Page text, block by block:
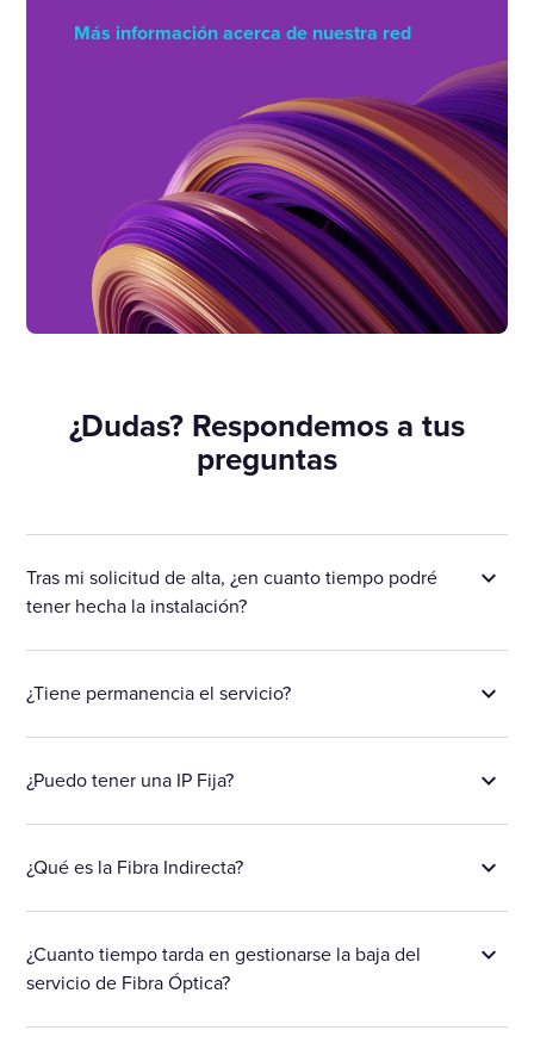
Más información acerca de nuestra red
¿Dudas? Respondemos a tus
preguntas
Tras mi solicitud de alta, ¿en cuanto tiempo podré
tener hecha la instalación?
¿Tiene permanencia el servicio?
¿Puedo tener una IP Fija?
¿Qué es la Fibra Indirecta?
¿Cuanto tiempo tarda en gestionarse la baja del
servicio de Fibra Óptica?